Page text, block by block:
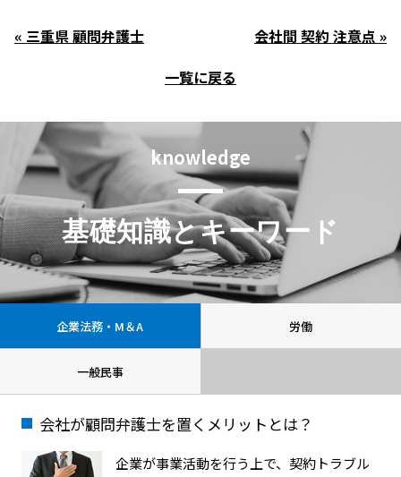
« 三重県 顧問弁護士
会社間 契約 注意点 »
一覧に戻る
knowledge
基礎知識とキーワード
企業法務・M＆A 労働
一般民事
会社が顧問弁護士を置くメリットとは？
企業が事業活動を行う上で、契約トラブル